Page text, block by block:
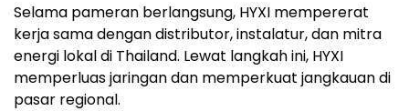
Selama pameran berlangsung, HYXI mempererat
kerja sama dengan distributor, instalatur, dan mitra
energi lokal di Thailand. Lewat langkah ini, HYXI
memperluas jaringan dan memperkuat jangkauan di
pasar regional.